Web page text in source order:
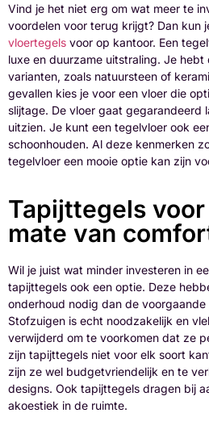
Vind je het niet erg om wat meer te
voordelen voor terug krijgt? Dan kun
vloertegels voor op kantoor. Een
luxe en duurzame uitstraling. Je
varianten, zoals natuursteen of
gevallen kies je voor een vloer die
slijtage. De vloer gaat gegarandeerd
uitzien. Je kunt een tegelvloer ook
schoonhouden. Al deze kenmerken
tegelvloer een mooie optie kan zijn
Tapijttegels
mate van
Wil je juist wat minder investeren in
tapijttegels ook een optie. Deze
onderhoud nodig dan de voorgaande
Stofzuigen is echt noodzakelijk en
verwijderd om te voorkomen dat ze
zijn tapijttegels niet voor elk soort
zijn ze wel budgetvriendelijk en te
designs. Ook tapijttegels dragen bij
akoestiek in de ruimte.